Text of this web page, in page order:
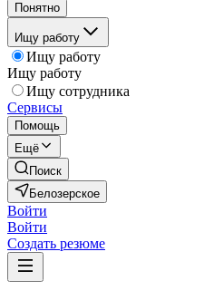
Понятно
Ищу работу
Ищу работу
Ищу работу
Ищу сотрудника
Сервисы
Помощь
Ещё
Поиск
Белозерское
Войти
Войти
Создать резюме